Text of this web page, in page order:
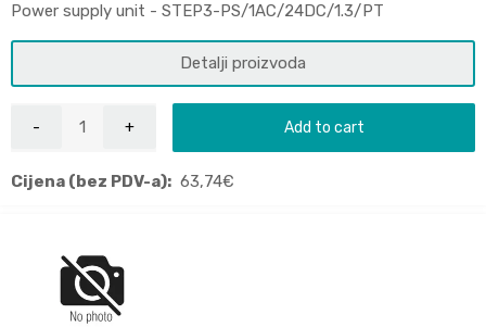
Power supply unit - STEP3-PS/1AC/24DC/1.3/PT
Detalji proizvoda
Add to cart
Cijena (bez PDV-a): 63,74€